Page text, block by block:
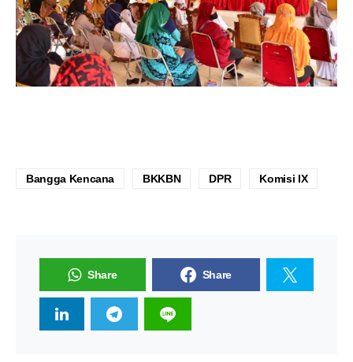
Bangga Kencana BKKBN DPR Komisi IX
Share Share